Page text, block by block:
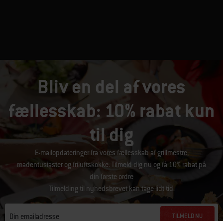
Bliv en del af vores
fællesskab: 10% rabat kun
til dig
E-mailopdateringer fra vores fællesskab af grillmestre,
madentusiaster og friluftskokke. Tilmeld dig nu og få 10% rabat på
din første ordre
Tilmelding til nyhedsbrevet kan tage lidt tid.
Din emailadresse TILMELD NU